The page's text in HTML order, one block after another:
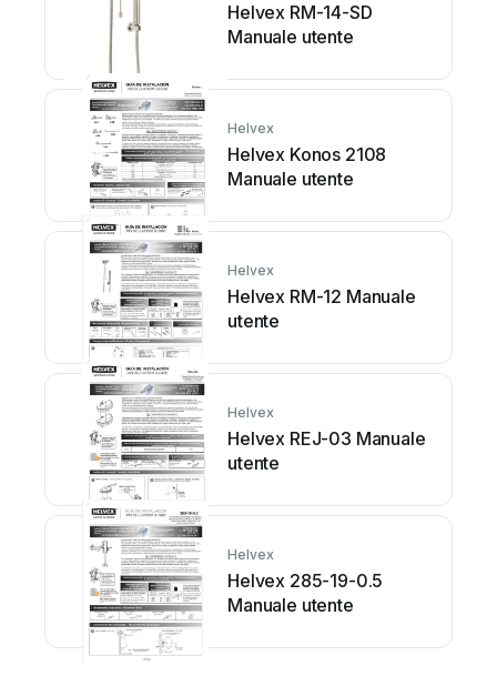
Helvex RM-14-SD
Manuale utente
Helvex
Helvex Konos 2108
Manuale utente
Helvex
Helvex RM-12 Manuale
utente
Helvex
Helvex REJ-03 Manuale
utente
Helvex
Helvex 285-19-0.5
Manuale utente